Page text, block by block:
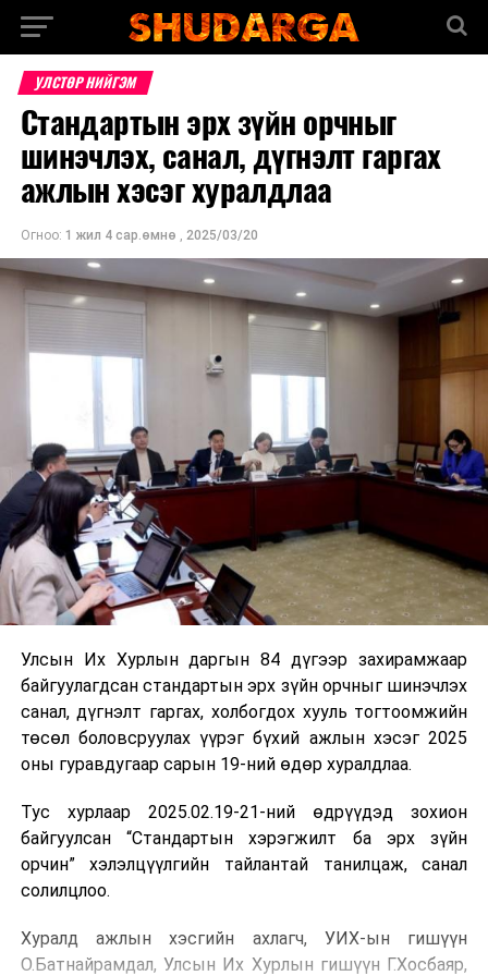
УЛСТӨР НИЙГЭМ
Стандартын эрх зүйн орчныг
шинэчлэх, санал, дүгнэлт гаргах
ажлын хэсэг хуралдлаа
Огноо: 1 жил 4 сар.өмнө , 2025/03/20
Улсын Их Хурлын даргын 84 дүгээр захирамжаар
байгуулагдсан стандартын эрх зүйн орчныг шинэчлэх
санал, дүгнэлт гаргах, холбогдох хууль тогтоомжийн
төсөл боловсруулах үүрэг бүхий ажлын хэсэг 2025
оны гуравдугаар сарын 19-ний өдөр хуралдлаа.
Тус хурлаар 2025.02.19-21-ний өдрүүдэд зохион
байгуулсан “Стандартын хэрэгжилт ба эрх зүйн
орчин” хэлэлцүүлгийн тайлантай танилцаж, санал
солилцлоо.
Хуралд ажлын хэсгийн ахлагч, УИХ-ын гишүүн
О.Батнайрамдал, Улсын Их Хурлын гишүүн Г.Хосбаяр,